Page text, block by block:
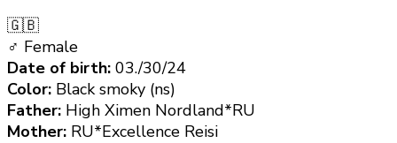
🇬🇧
♂ Female
Date of birth: 03./30/24
Color: Black smoky (ns)
Father: High Ximen Nordland*RU
Mother: RU*Excellence Reisi